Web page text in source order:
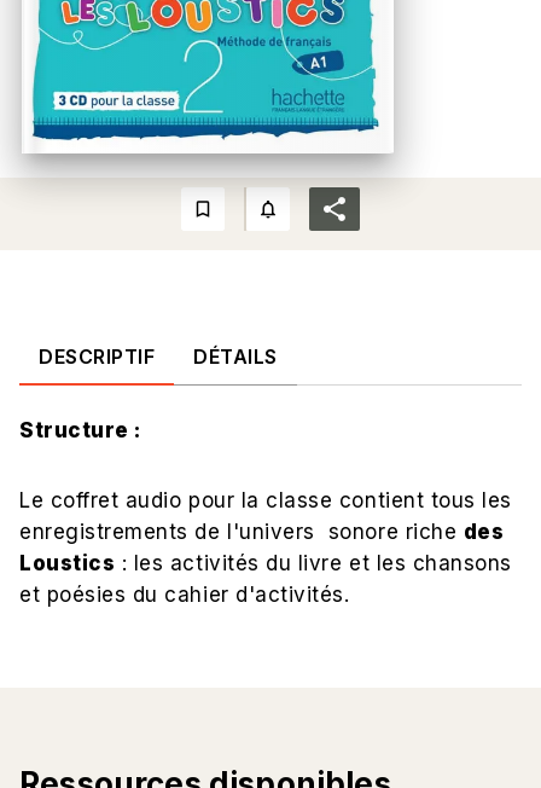
bookmark_border notifications_none_outlined
DESCRIPTIF DÉTAILS
Structure :
Le coffret audio pour la classe contient tous les
enregistrements de l'univers sonore riche des
Loustics : les activités du livre et les chansons
et poésies du cahier d'activités.